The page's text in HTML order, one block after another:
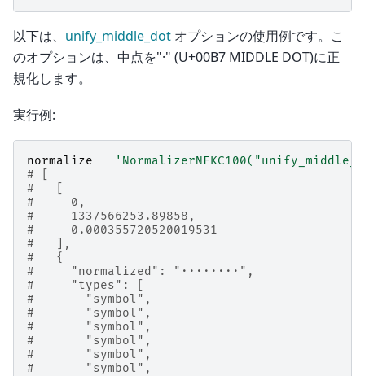
以下は、 unify_middle_dot オプションの使用例です。こ
のオプションは、中点を"·" (U+00B7 MIDDLE DOT)に正
規化します。
実行例:
normalize
# [
#   [
#     0,
#     1337566253.89858,
#     0.000355720520019531
#   ],
#   {
#     "normalized": "········",
#     "types": [
#       "symbol",
#       "symbol",
#       "symbol",
#       "symbol",
#       "symbol",
#       "symbol",